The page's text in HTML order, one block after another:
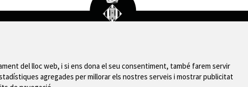
del lloc web, i si ens dona el seu consentiment, també farem servir
agregades per millorar els nostres serveis i mostrar publicitat